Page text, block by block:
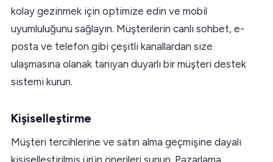
kolay gezinmek için optimize edin ve mobil
uyumluluğunu sağlayın. Müşterilerin canlı sohbet, e-
posta ve telefon gibi çeşitli kanallardan size
ulaşmasına olanak tanıyan duyarlı bir müşteri destek
sistemi kurun.
Kişiselleştirme
Müşteri tercihlerine ve satın alma geçmişine dayalı
kişiselleştirilmiş ürün önerileri sunun. Pazarlama